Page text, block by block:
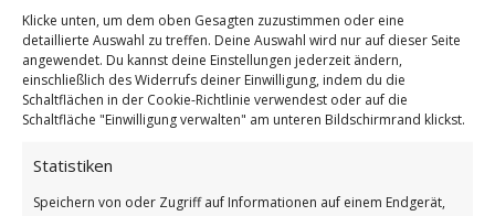
Klicke unten, um dem oben Gesagten zuzustimmen oder eine
detaillierte Auswahl zu treffen. Deine Auswahl wird nur auf dieser Seite
angewendet. Du kannst deine Einstellungen jederzeit ändern,
einschließlich des Widerrufs deiner Einwilligung, indem du die
Schaltflächen in der Cookie-Richtlinie verwendest oder auf die
Schaltfläche "Einwilligung verwalten" am unteren Bildschirmrand klickst.
Statistiken
Speichern von oder Zugriff auf Informationen auf einem Endgerät,
11. JUNI 2026 0 KOMMENTARE / BETTINA
Eine Stunde der
Begeisterung